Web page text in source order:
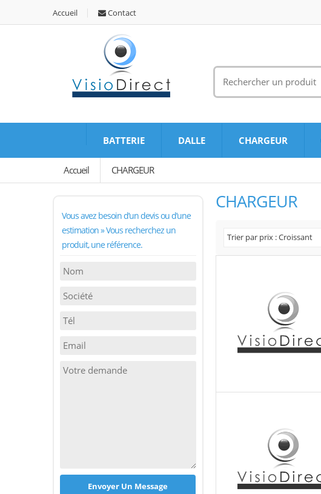
Accueil Contact
BATTERIE DALLE CHARGEUR
Accueil CHARGEUR
Vous avez besoin d’un devis ou d’une
estimation » Vous recherchez un
produit, une référence.
CHARGEUR
Trier par prix : Croissant